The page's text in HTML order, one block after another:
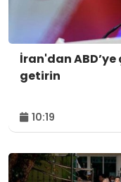
İran'dan
getirin
10:19